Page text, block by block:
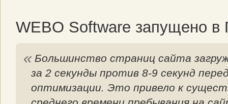
WEBO Software запущено в
Большинство страниц сайта
за 2 секунды против 8-9 секунд
оптимизации. Это привело к